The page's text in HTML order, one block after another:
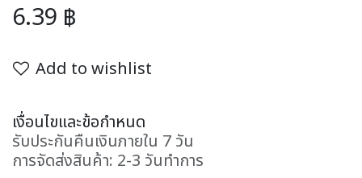
6.39 ฿
Add to wishlist
เงื่อนไขและข้อกำหนด
รับประกันคืนเงินภายใน 7 วัน
การจัดส่งสินค้า: 2-3 วันทำการ